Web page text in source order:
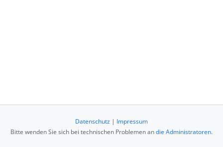
Datenschutz | Impressum
Bitte wenden Sie sich bei technischen Problemen andie Administratoren.